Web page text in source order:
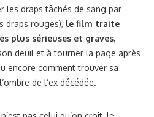
les draps tâchés de sang par
draps rouges), le film traite
plus sérieuses et graves,
deuil et à tourner la page après
encore comment trouver sa
de l’ex décédée.